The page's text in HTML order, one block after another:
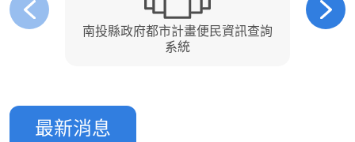
南投縣政府都市計畫便民資訊查詢
系統
南
最新消息